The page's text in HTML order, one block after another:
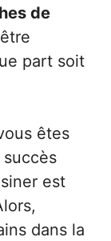
de
part soit
êtes
est
dans la